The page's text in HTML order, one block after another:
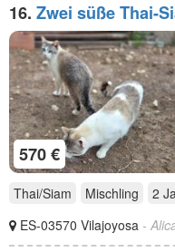
16. Zwei süße Thai-
ein Zuhause
570 €
Thai/Siam Mischling 2
ES-03570 Vilajoyosa -